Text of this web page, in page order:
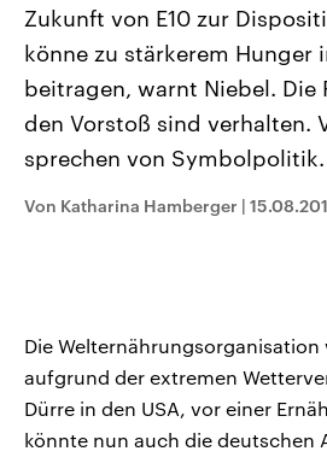
Landtagswahl Sachsen-Anhalt
2026
Alle Informationen
Sachsen-Anhalt wählt am 6.
September 2026 einen neuen
Landtag. Seit 2021 wird das
Bundesland von einer Koalition aus
Umfragen, Prognosen,
Zukunft von E10 zur
könne zu stärkerem Hunger
beitragen, warnt Niebel. Die
den Vorstoß sind verhalten.
sprechen von Symbolpolitik.
Von Katharina Hamberger |
Die
aufgrund der extremen
Dürre in den USA, vor einer
könnte nun auch die deutschen